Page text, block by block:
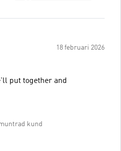
18 februari 2026
put together and
kund